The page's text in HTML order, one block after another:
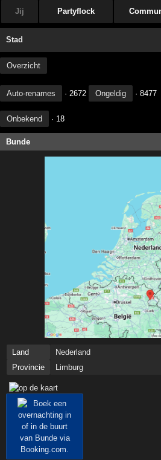
Jij Partyflock
Stad
Overzicht
Auto-renames · 2672 Ongeldig · 8477
Onbekend · 18
Bunde
Land
Nederland
Provincie
Limburg